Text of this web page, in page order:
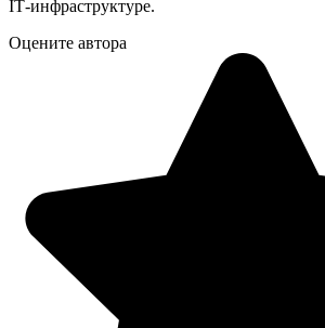
IT‑инфраструктуре.
Оцените автора